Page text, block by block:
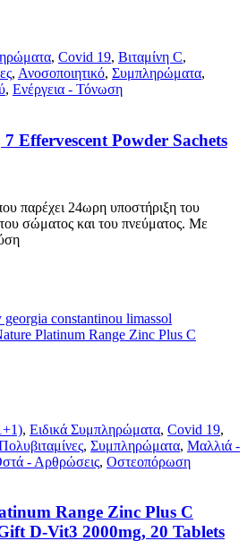
, Covid 19, Βιταμίνη C,
, Ανοσοποιητικό, Συμπληρώματα,
, Ενέργεια - Τόνωση
Effervescent Powder Sachets
παρέχει 24ωρη υποστήριξη του
σώματος και του πνεύματος. Με
, Ειδικά Συμπληρώματα, Covid 19,
, Συμπληρώματα, Μαλλιά -
- Αρθρώσεις, Οστεοπόρωση
Range Zinc Plus C
D-Vit3 2000mg, 20 Tablets